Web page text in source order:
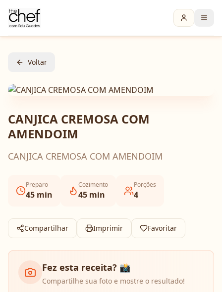
Voltar
CANJICA CREMOSA COM
AMENDOIM
CANJICA CREMOSA COM AMENDOIM
Preparo
45 min
Cozimento
45 min
Porções
4
Compartilhar Imprimir Favoritar
Fez esta receita? 📸
Compartilhe sua foto e mostre o resultado!